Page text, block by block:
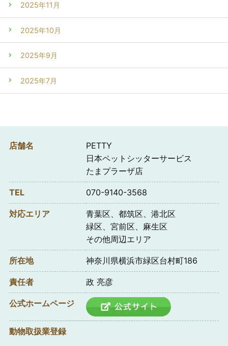
2025年11月
2025年10月
2025年9月
2025年7月
店舗名
PETTY
日本ペットシッターサービス
たまプラーザ店
TEL 070-9140-3568
対応エリア
青葉区、都筑区、港北区
緑区、宮前区、麻生区
その他周辺エリア
所在地 神奈川県横浜市緑区台村町186
責任者 政 亮彦
公式ホームページ
動物取扱業登録